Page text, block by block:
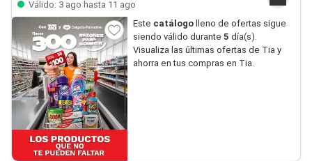
Válido: 3 ago hasta 11 ago
Este catálogo lleno de ofertas sigue
siendo válido durante 5 día(s).
Visualiza las últimas ofertas de Tia y
ahorra en tus compras en Tia.